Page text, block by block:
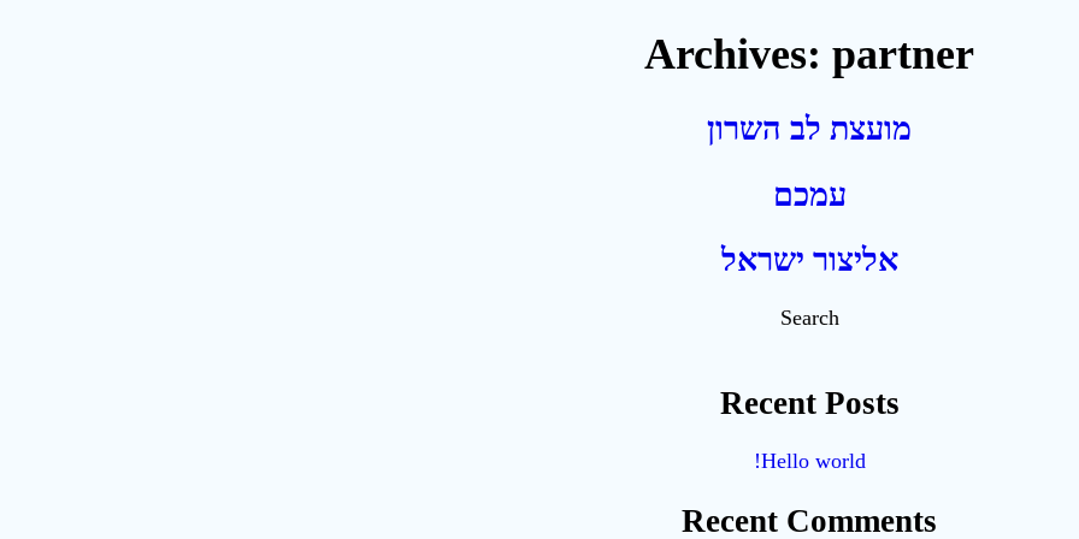
Archives: partner
מועצת לב השרון
עמכם
אליצור ישראל
Search
Recent Posts
Hello world!
Recent Comments